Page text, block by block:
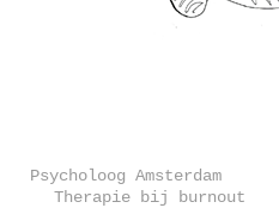
Psycholoog Amsterdam
Therapie bij burnout